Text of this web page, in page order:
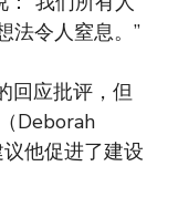
法令人窒息。”
回应批评，但
Deborah
他促进了建设